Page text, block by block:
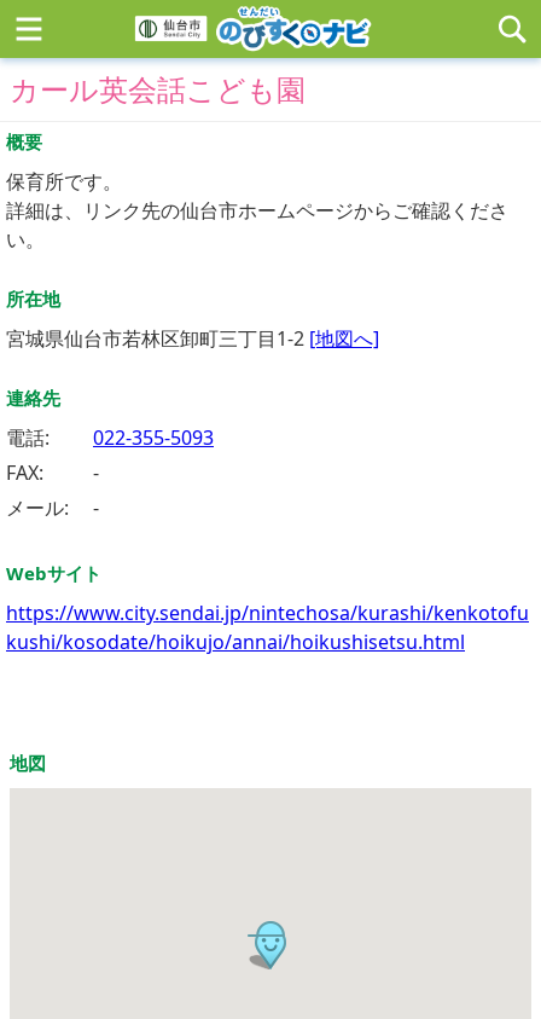
カール英会話こども園
概要
保育所です。
詳細は、リンク先の仙台市ホームページからご確認くださ
い。
所在地
宮城県仙台市若林区卸町三丁目1-2 [地図へ]
連絡先
電話:
022-355-5093
FAX:
-
メール:
-
Webサイト
https://www.city.sendai.jp/nintechosa/kurashi/kenkotofu
kushi/kosodate/hoikujo/annai/hoikushisetsu.html
地図